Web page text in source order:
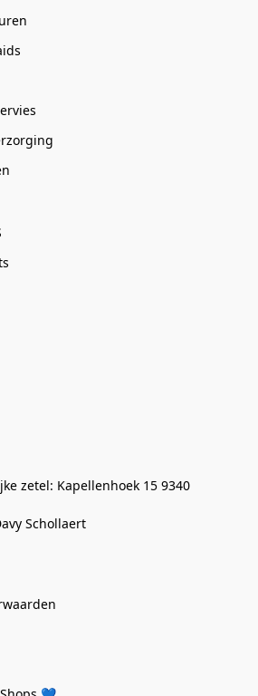
zetel: Kapellenhoek 15 9340
Schollaert